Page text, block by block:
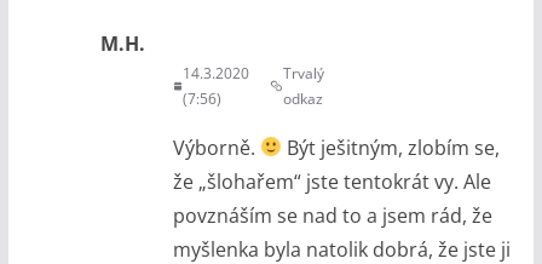
M.H.
14.3.2020
(7:56)
Trvalý
odkaz
Výborně.
Být ješitným, zlobím se,
že „šlohařem“ jste tentokrát vy. Ale
povznáším se nad to a jsem rád, že
myšlenka byla natolik dobrá, že jste ji